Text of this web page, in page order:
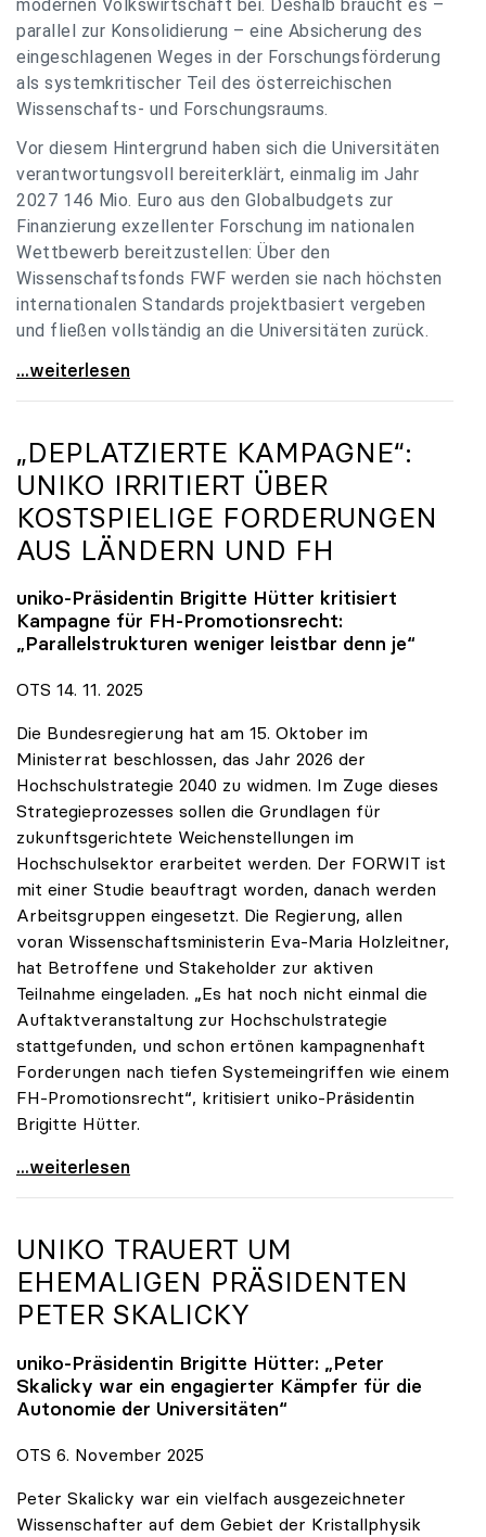
modernen Volkswirtschaft bei. Deshalb braucht es –
parallel zur Konsolidierung – eine Absicherung des
eingeschlagenen Weges in der Forschungsförderung
als systemkritischer Teil des österreichischen
Wissenschafts- und Forschungsraums.
Vor diesem Hintergrund haben sich die Universitäten
verantwortungsvoll bereiterklärt, einmalig im Jahr
2027 146 Mio. Euro aus den Globalbudgets zur
Finanzierung exzellenter Forschung im nationalen
Wettbewerb bereitzustellen: Über den
Wissenschaftsfonds FWF werden sie nach höchsten
internationalen Standards projektbasiert vergeben
und fließen vollständig an die Universitäten zurück.
Gemeinsam für einen starken Wissenschafts- und
...weiterlesen
„DEPLATZIERTE KAMPAGNE“:
UNIKO IRRITIERT ÜBER
KOSTSPIELIGE FORDERUNGEN
AUS LÄNDERN UND FH
uniko-Präsidentin Brigitte Hütter kritisiert
Kampagne für FH-Promotionsrecht:
„Parallelstrukturen weniger leistbar denn je“
OTS 14. 11. 2025
Die Bundesregierung hat am 15. Oktober im
Ministerrat beschlossen, das Jahr 2026 der
Hochschulstrategie 2040 zu widmen. Im Zuge dieses
Strategieprozesses sollen die Grundlagen für
zukunftsgerichtete Weichenstellungen im
Hochschulsektor erarbeitet werden. Der FORWIT ist
mit einer Studie beauftragt worden, danach werden
Arbeitsgruppen eingesetzt. Die Regierung, allen
voran Wissenschaftsministerin Eva-Maria Holzleitner,
hat Betroffene und Stakeholder zur aktiven
Teilnahme eingeladen. „Es hat noch nicht einmal die
Auftaktveranstaltung zur Hochschulstrategie
stattgefunden, und schon ertönen kampagnenhaft
Forderungen nach tiefen Systemeingriffen wie einem
FH-Promotionsrecht“, kritisiert uniko-Präsidentin
Brigitte Hütter.
„Deplatzierte Kampagne“: uniko irritiert über
...weiterlesen
UNIKO TRAUERT UM
EHEMALIGEN PRÄSIDENTEN
PETER SKALICKY
uniko-Präsidentin Brigitte Hütter: „Peter
Skalicky war ein engagierter Kämpfer für die
Autonomie der Universitäten“
OTS 6. November 2025
Peter Skalicky war ein vielfach ausgezeichneter
Wissenschafter auf dem Gebiet der Kristallphysik